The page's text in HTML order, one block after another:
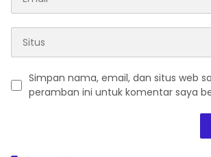
Simpan nama, email, dan situs web
peramban ini untuk komentar saya